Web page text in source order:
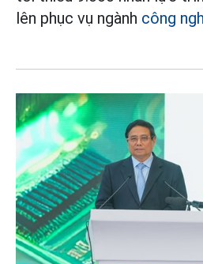
lên phục vụ ngành công